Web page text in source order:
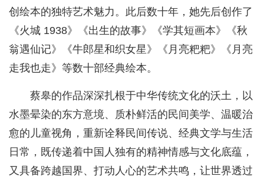
创绘本的独特艺术魅力。此后数十年，她先后创作了
《火城 1938》《出生的故事》《学其短画本》《秋
翁遇仙记》《牛郎星和织女星》《月亮粑粑》《月亮
走我也走》等数十部经典绘本。
蔡皋的作品深深扎根于中华传统文化的沃土，以
水墨晕染的东方意境、质朴鲜活的民间美学、温暖治
愈的儿童视角，重新诠释民间传说、经典文学与生活
日常，既传递着中国人独有的精神情感与文化底蕴，
又具备跨越国界、打动人心的艺术共鸣，让世界透过